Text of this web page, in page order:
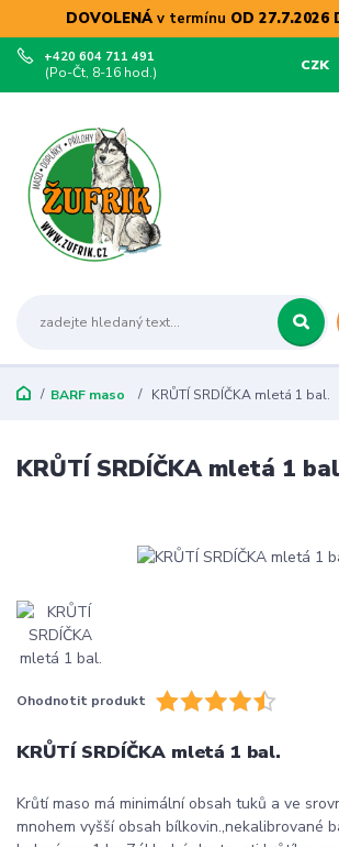
DOVOLENÁv termínu OD 27.7.2026
CZK
+420 604 711 491
(Po-Čt, 8-16 hod.)
BARF maso KRŮTÍ SRDÍČKA mletá 1 bal.
KRŮTÍ SRDÍČKA mletá 1
Ohodnotit produkt
KRŮTÍ SRDÍČKA mletá 1 bal.
Krůtí maso má minimální obsah tuků a ve
mnohem vyšší obsah bílkovin.,nekalibrované